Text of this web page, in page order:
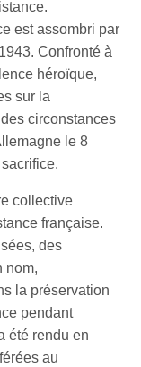
est assombri par
Confronté à
héroïque,
sur la
circonstances
le 8
collective
française.
des
nom,
la préservation
pendant
été rendu en
au